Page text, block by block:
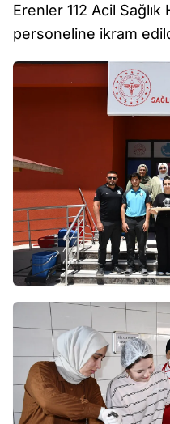
Erenler 112 Acil
personeline ikram